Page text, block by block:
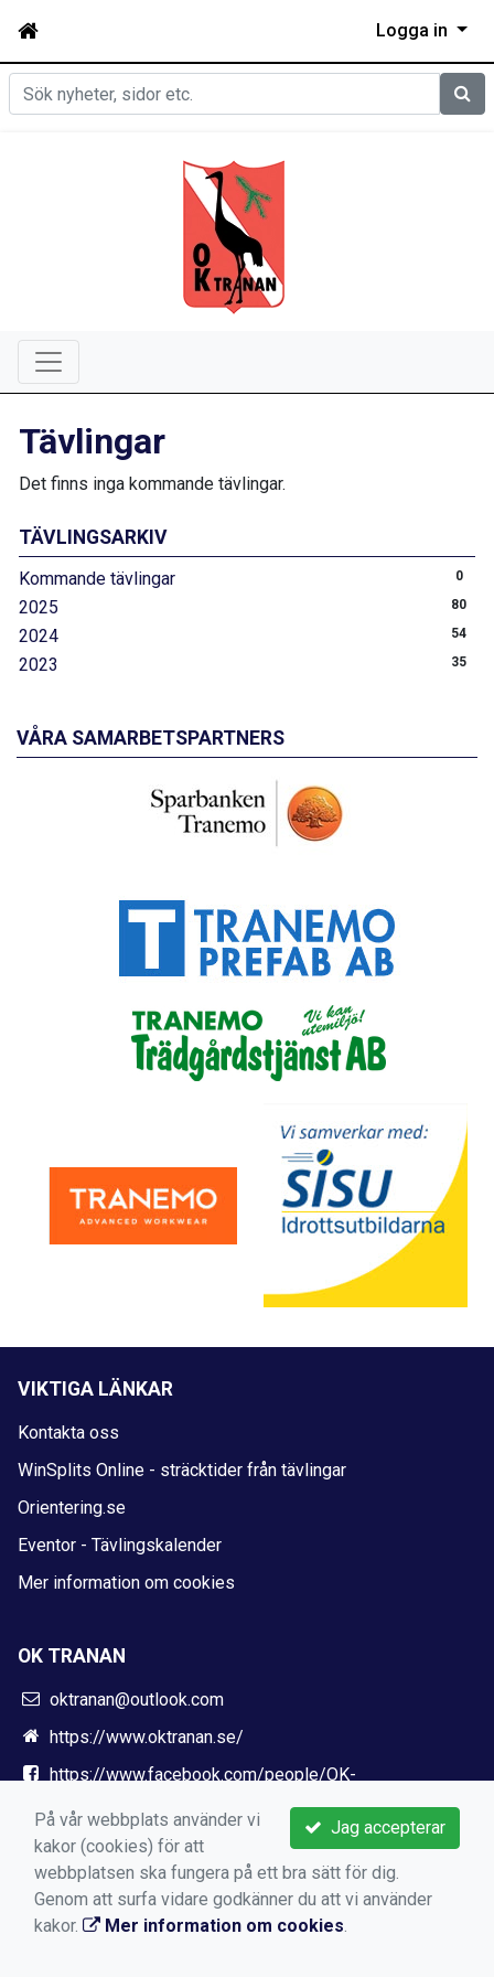
Logga in
Sök
TÄVLINGSARKIV
Kommande tävlingar 0
2025 80
2024 54
2023 35
Tävlingar
Det finns inga kommande tävlingar.
VÅRA SAMARBETSPARTNERS
VIKTIGA LÄNKAR
Kontakta oss
WinSplits Online - sträcktider från tävlingar
Orientering.se
Eventor - Tävlingskalender
Mer information om cookies
OK TRANAN
oktranan@outlook.com
https://www.oktranan.se/
https://www.facebook.com/people/OK-
Jag accepterar
På vår webbplats använder vi
kakor (cookies) för att
webbplatsen ska fungera på ett bra sätt för dig.
Genom att surfa vidare godkänner du att vi använder
kakor.
Mer information om cookies.